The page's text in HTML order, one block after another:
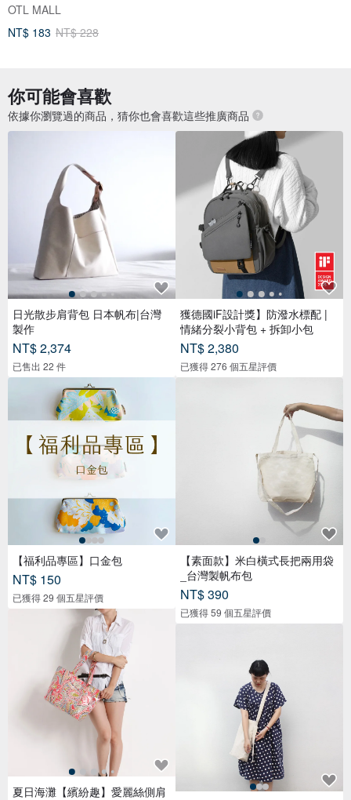
OTL MALL
NT$ 183 NT$ 228
你可能會喜歡
依據你瀏覽過的商品，猜你也會喜歡這些推廣商品
日光散步肩背包 日本帆布|台灣
製作
NT$ 2,374
已售出 22 件
【福利品專區】口金包
NT$ 150
已獲得 29 個五星評價
夏日海灘【繽紛趣】愛麗絲側肩
獲德國iF設計獎】防潑水標配 |
情緒分裂小背包 + 拆卸小包
NT$ 2,380
已獲得 276 個五星評價
【素面款】米白橫式長把兩用袋
_台灣製帆布包
NT$ 390
已獲得 59 個五星評價